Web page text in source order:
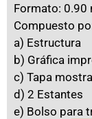
Formato: 0.90
Compuesto
a) Estructura
b) Gráfica
c) Tapa
d) 2 Estantes
e) Bolso para